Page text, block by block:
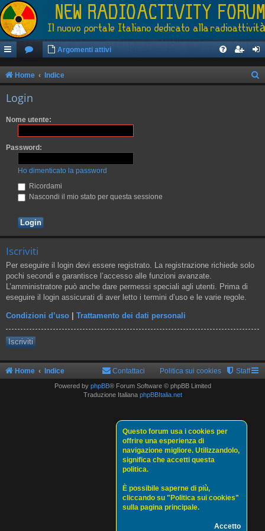
Argomenti attivi
Home Indice
Login
Nome utente:
Password:
Ho dimenticato la password
Ricordami
Nascondi il mio stato per questa sessione
Iscriviti
Per eseguire il login devi essere registrato. La registrazione richiede solo
pochi secondi e garantisce l’accesso alle funzioni avanzate.
L’amministratore può anche dare permessi speciali agli utenti. Prima di
eseguire il login assicurati di aver letto i termini d’uso e le varie regole.
Condizioni d’uso Trattamento dei dati personali
Iscriviti
Questo forum usa i cookies per
offrire una esperienza di
navigazione migliore. Utilizzandolo,
significa che accetti questa
politica.
È possibile saperne di più,
cliccando su "Politica sui cookies"
sulla pagina principale.
Accetto
Home Indice Staff
Politica sui cookies
Contattaci
Powered by phpBB® Forum Software © phpBB Limited
Traduzione Italiana phpBBItalia.net